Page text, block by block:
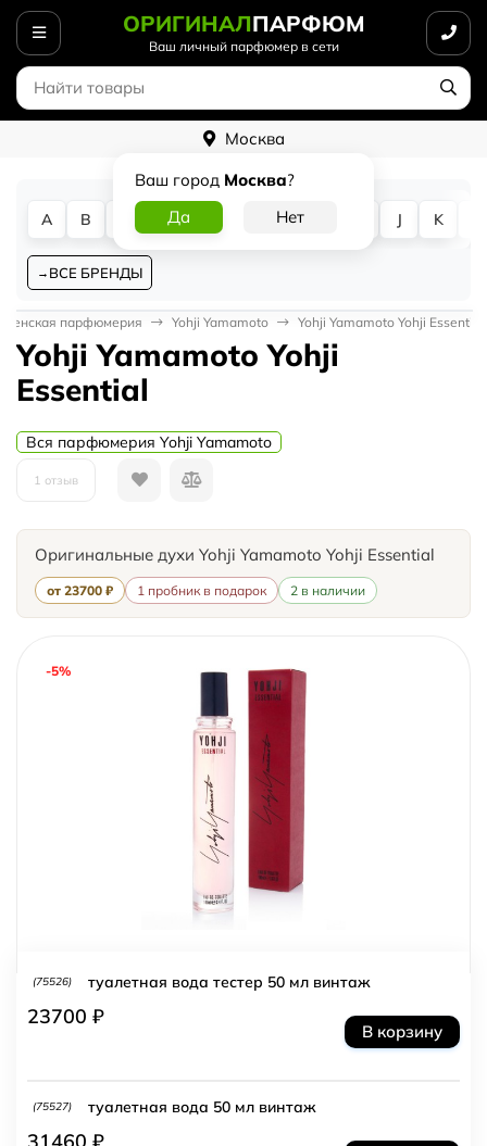
ОРИГИНАЛПАРФЮМ
Ваш личный парфюмер в сети
Москва
Ваш город Москва?
A B D G J K
ВСЕ БРЕНДЫ
Женская парфюмерия Yohji Yamamoto Yohji Yamamoto Yohji Essential
Yohji Yamamoto Yohji
Essential
Вся парфюмерия Yohji Yamamoto
1 отзыв
Оригинальные духи Yohji Yamamoto Yohji Essential
от 23700 ₽ 1 пробник в подарок 2 в наличии
-5%
(75526) туалетная вода тестер 50 мл винтаж
23700 ₽
В корзину
(75527) туалетная вода 50 мл винтаж